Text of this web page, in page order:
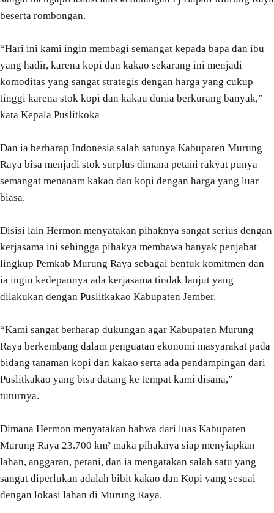
beserta rombongan.
“Hari ini kami ingin membagi semangat kepada bapa dan ibu
yang hadir, karena kopi dan kakao sekarang ini menjadi
komoditas yang sangat strategis dengan harga yang cukup
tinggi karena stok kopi dan kakau dunia berkurang banyak,”
kata Kepala Puslitkoka
Dan ia berharap Indonesia salah satunya Kabupaten Murung
Raya bisa menjadi stok surplus dimana petani rakyat punya
semangat menanam kakao dan kopi dengan harga yang luar
biasa.
Disisi lain Hermon menyatakan pihaknya sangat serius dengan
kerjasama ini sehingga pihakya membawa banyak penjabat
lingkup Pemkab Murung Raya sebagai bentuk komitmen dan
ia ingin kedepannya ada kerjasama tindak lanjut yang
dilakukan dengan Puslitkakao Kabupaten Jember.
“Kami sangat berharap dukungan agar Kabupaten Murung
Raya berkembang dalam penguatan ekonomi masyarakat pada
bidang tanaman kopi dan kakao serta ada pendampingan dari
Puslitkakao yang bisa datang ke tempat kami disana,”
tuturnya.
Dimana Hermon menyatakan bahwa dari luas Kabupaten
Murung Raya 23.700 km² maka pihaknya siap menyiapkan
lahan, anggaran, petani, dan ia mengatakan salah satu yang
sangat diperlukan adalah bibit kakao dan Kopi yang sesuai
dengan lokasi lahan di Murung Raya.